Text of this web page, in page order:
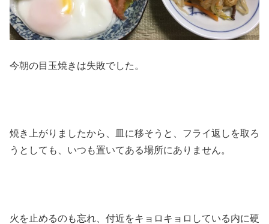
今朝の目玉焼きは失敗でした。
焼き上がりましたから、皿に移そうと、フライ返しを取ろ
うとしても、いつも置いてある場所にありません。
火を止めるのも忘れ、付近をキョロキョロしている内に硬